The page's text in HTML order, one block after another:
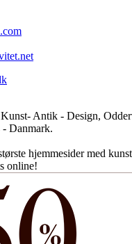
Antik - Design,
Danmark.
hjemmesider med
online!